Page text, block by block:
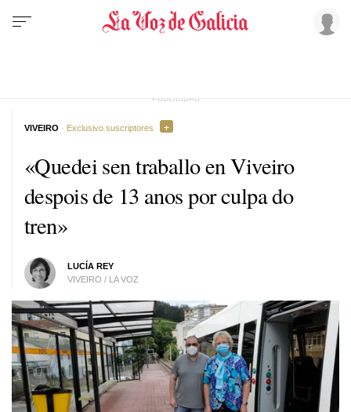
«Quedei sen traballo en Viveiro
despois de 13 anos por culpa do
tren»
LUCÍA REY
VIVEIRO / LA VOZ
VIVEIRO · Exclusivo suscriptores